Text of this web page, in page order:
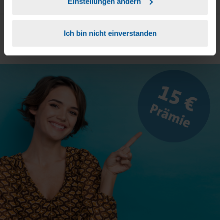
Ich bin nicht einverstanden